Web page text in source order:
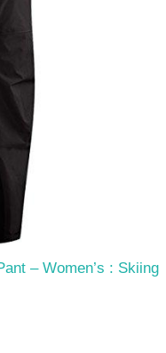
– Women’s : Skiing